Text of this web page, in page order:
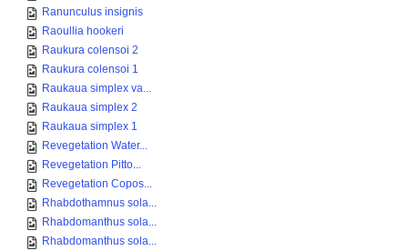
Ranunculus insignis
Raoullia hookeri
Raukura colensoi 2
Raukura colensoi 1
Raukaua simplex va...
Raukaua simplex 2
Raukaua simplex 1
Revegetation Water...
Revegetation Pitto...
Revegetation Copos...
Rhabdothamnus sola...
Rhabdomanthus sola...
Rhabdomanthus sola...